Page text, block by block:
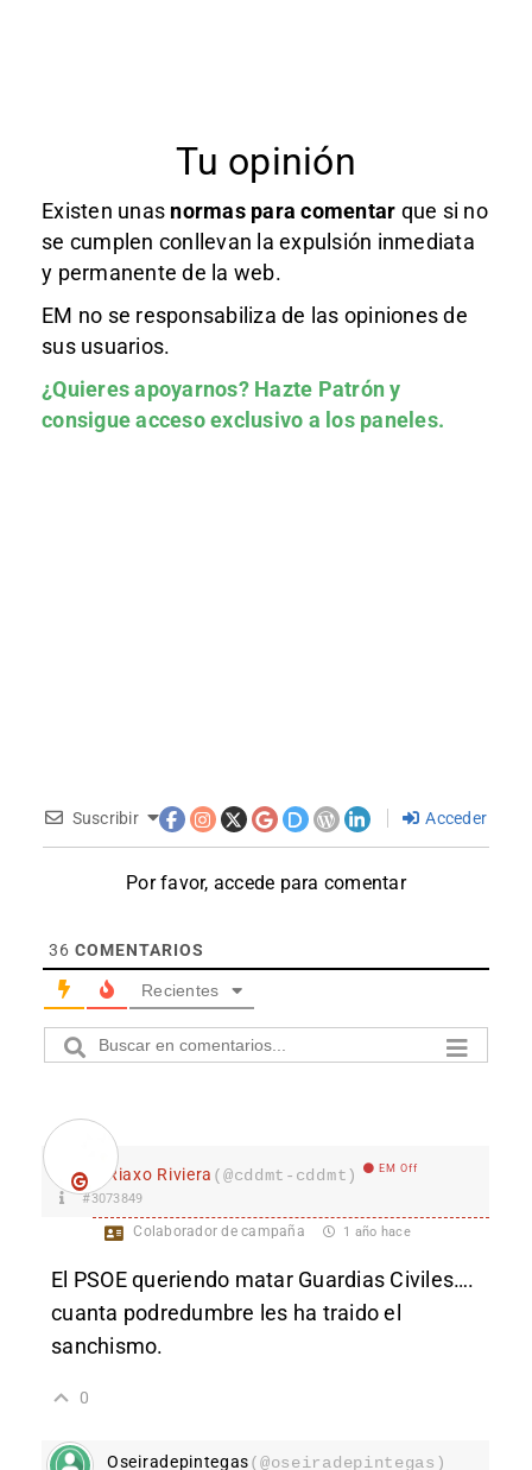
Tu opinión
Existen unas normas para comentar que si no
se cumplen conllevan la expulsión inmediata
y permanente de la web.
EM no se responsabiliza de las opiniones de
sus usuarios.
¿Quieres apoyarnos? Hazte Patróny
consigue acceso exclusivo a los paneles.
Suscribir Acceder
Por favor, accede para comentar
36 COMENTARIOS
Recientes
Riaxo Riviera (@cddmt-cddmt) EM Off
#3073849
Colaborador de campaña 1 año hace
El PSOE queriendo matar Guardias Civiles….
cuanta podredumbre les ha traido el
sanchismo.
0
Oseiradepintegas(@oseiradepintegas)